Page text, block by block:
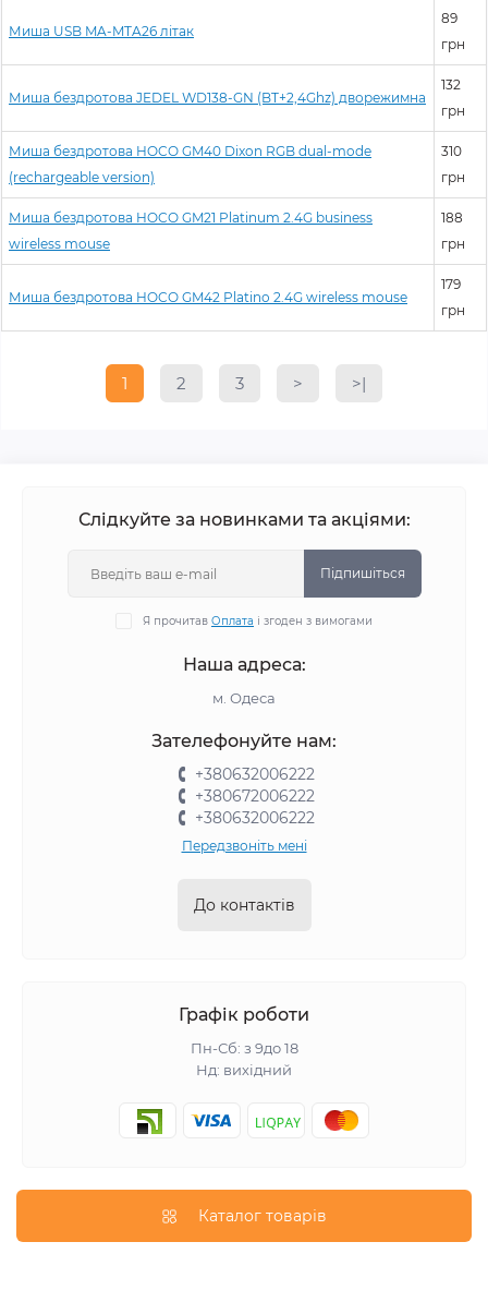
Миша USB MA-MTA26 літак
89
грн
Миша бездротова JEDEL WD138-GN (BT+2,4Ghz) дворежимна
132
грн
Миша бездротова HOCO GM40 Dixon RGB dual-mode
(rechargeable version)
310
грн
Миша бездротова HOCO GM21 Platinum 2.4G business
wireless mouse
188
грн
Миша бездротова HOCO GM42 Platino 2.4G wireless mouse
179
грн
1 2 3 > >|
Слідкуйте за новинками та акціями:
Підпишіться
Я прочитав Оплата і згоден з вимогами
Наша адреса:
м. Одеса
Зателефонуйте нам:
+380632006222
+380672006222
+380632006222
Передзвоніть мені
До контактів
Графік роботи
Пн-Сб: з 9до 18
Нд: вихідний
Каталог товарів